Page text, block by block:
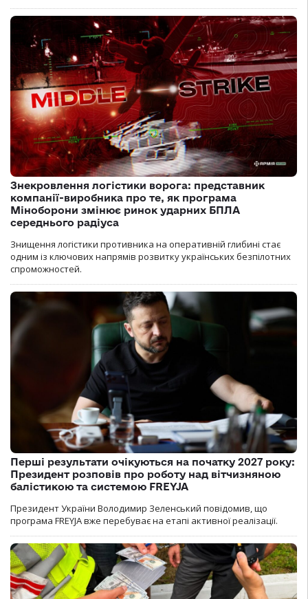
Знекровлення логістики ворога: представник
компанії-виробника про те, як програма
Міноборони змінює ринок ударних БПЛА
середнього радіуса
Знищення логістики противника на оперативній глибині стає
одним із ключових напрямів розвитку українських безпілотних
спроможностей.
Перші результати очікуються на початку 2027 року:
Президент розповів про роботу над вітчизняною
балістикою та системою FREYJA
Президент України Володимир Зеленський повідомив, що
програма FREYJA вже перебуває на етапі активної реалізації.